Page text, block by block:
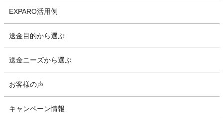
EXPARO活用例
送金目的から選ぶ
送金ニーズから選ぶ
お客様の声
キャンペーン情報